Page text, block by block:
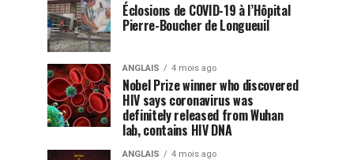
Éclosions de COVID-19 à l’Hôpital
Pierre-Boucher de Longueuil
ANGLAIS 4 mois ago
Nobel Prize winner who discovered
HIV says coronavirus was
definitely released from Wuhan
lab, contains HIV DNA
ANGLAIS 4 mois ago